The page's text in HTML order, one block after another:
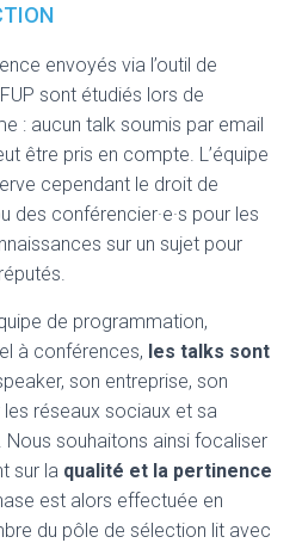
envoyés via l’outil de
sont étudiés lors de
: aucun talk soumis par email
être pris en compte. L’équipe
cependant le droit de
des conférencier·e·s pour les
sur un sujet pour
de programmation,
à conférences, les talks sont
son entreprise, son
réseaux sociaux et sa
souhaitons ainsi focaliser
sur la qualité et la pertinence
est alors effectuée en
du pôle de sélection lit avec